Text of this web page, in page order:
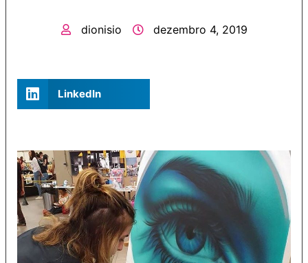
dionisio dezembro 4, 2019
LinkedIn